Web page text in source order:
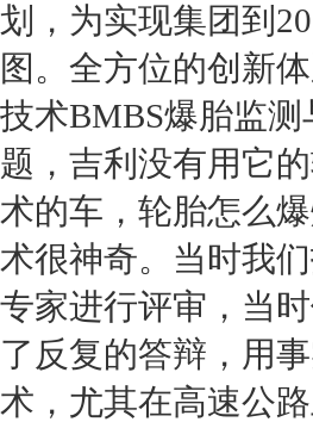
划，为实现集团到
图。全方位的创新
技术BMBS爆胎监
题， 吉利 没有用它的
术的车， 轮胎怎么
术很神奇。当时我
专家进行评审，当
了反复的答辩，用
术，尤其在高速公路